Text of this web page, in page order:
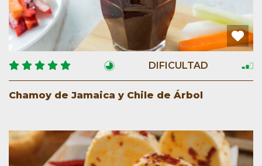
DIFICULTAD
Chamoy de Jamaica y Chile de Árbol